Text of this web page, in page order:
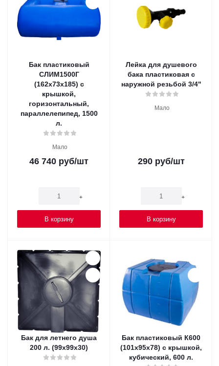
Бак пластиковый
СЛИМ1500Г
(162х73х185) с
крышкой,
горизонтальный,
параллелепипед, 1500
л.
Мало
46 740 руб/шт
+
В корзину
Лейка для душевого
бака пластиковая с
наружной резьбой 3/4"
Мало
290руб/шт
+
В корзину
Бак для летнего душа
200 л. (99х99х30)
Бак пластиковый К600
(101х95х78) с крышкой,
кубический, 600 л.